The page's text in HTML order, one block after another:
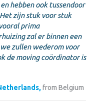
hebben ook tussendoor
zijn stuk voor stuk
prima
zal er binnen een
zullen wederom voor
de moving coördinator is
from Belgium